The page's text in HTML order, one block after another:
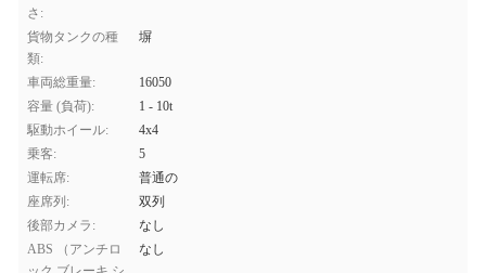
さ:
貨物タンクの種
類:
塀
車両総重量:
16050
容量 (負荷):
1 - 10t
駆動ホイール:
4x4
乗客:
5
運転席:
普通の
座席列:
双列
後部カメラ:
なし
ABS （アンチロ
なし